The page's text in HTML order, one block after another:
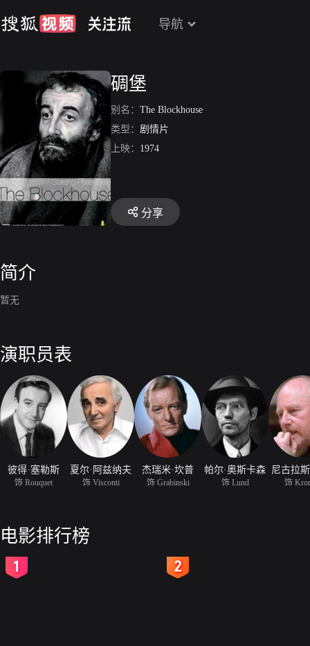
导航
碉堡
别名： The Blockhouse
类型： 剧情片
上映： 1974
分享
简介
暂无
演职员表
彼得·塞勒斯
饰 Rouquet
夏尔·阿兹纳夫
饰 Visconti
杰瑞米·坎普
饰 Grabinski
帕尔·奥斯卡森
饰 Lund
尼古拉
饰
电影排行榜